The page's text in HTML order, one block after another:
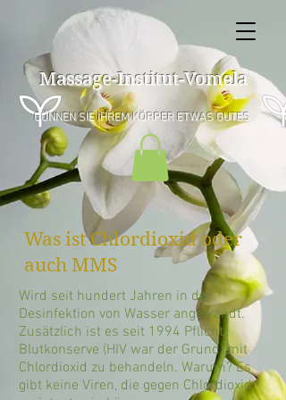
Massage-Institut-Vomela
GÖNNEN SIE IHREM KÖRPER ETWAS GUTES
Was ist Chlordioxid oder
auch MMS
Wird seit hundert Jahren in der
Desinfektion von Wasser angewandt.
Zusätzlich ist es seit 1994 Pflicht,
Blutkonserve (HIV war der Grund) mit
Chlordioxid zu behandeln. Warum? Es
gibt keine Viren, die gegen Chlordioxid